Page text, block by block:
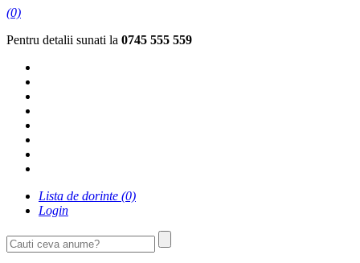
(0)
Pentru detalii sunati la 0745 555 559
Lista de dorinte (0)
Login